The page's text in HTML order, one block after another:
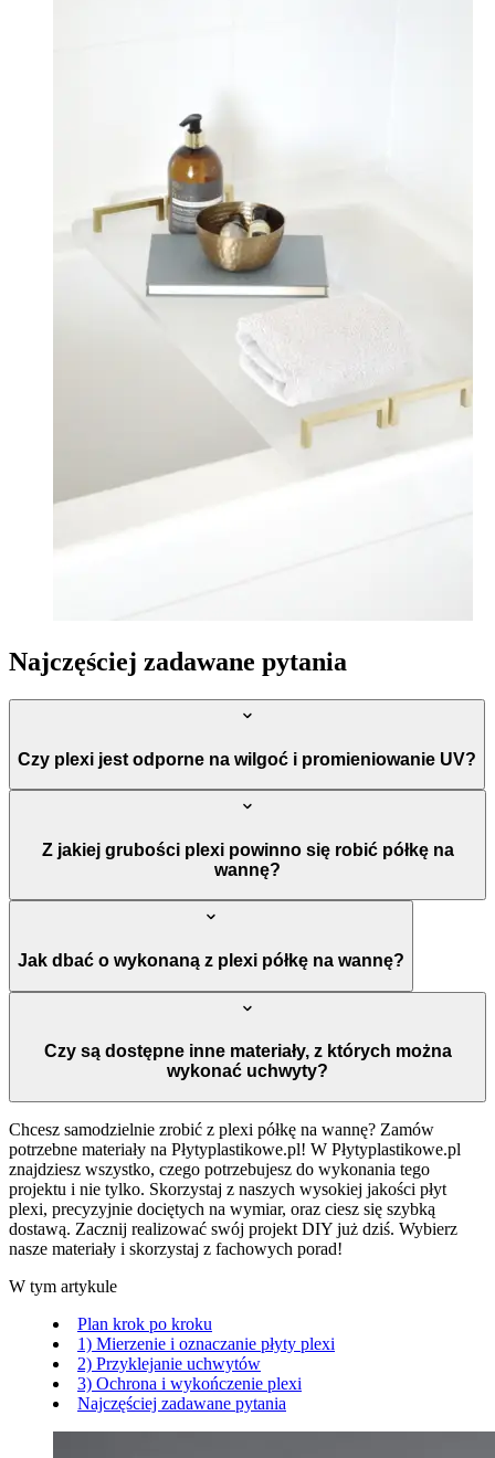
Najczęściej zadawane pytania
Czy plexi jest odporne na wilgoć i promieniowanie UV?
Z jakiej grubości plexi powinno się robić półkę na
wannę?
Jak dbać o wykonaną z plexi półkę na wannę?
Czy są dostępne inne materiały, z których można
wykonać uchwyty?
Chcesz samodzielnie zrobić z plexi półkę na wannę? Zamów
potrzebne materiały na Płytyplastikowe.pl! W Płytyplastikowe.pl
znajdziesz wszystko, czego potrzebujesz do wykonania tego
projektu i nie tylko. Skorzystaj z naszych wysokiej jakości płyt
plexi, precyzyjnie dociętych na wymiar, oraz ciesz się szybką
dostawą. Zacznij realizować swój projekt DIY już dziś. Wybierz
nasze materiały i skorzystaj z fachowych porad!
W tym artykule
Plan krok po kroku
1) Mierzenie i oznaczanie płyty plexi
2) Przyklejanie uchwytów
3) Ochrona i wykończenie plexi
Najczęściej zadawane pytania